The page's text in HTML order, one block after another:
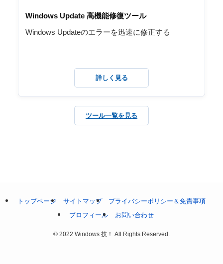
Windows Update 高機能修復ツール
Windows Updateのエラーを迅速に修正する
詳しく見る
ツール一覧を見る
トップページ サイトマップ
プライバシーポリシー＆免責事項
プロフィール
お問い合わせ
© 2022 Windows 技！ All Rights Reserved.